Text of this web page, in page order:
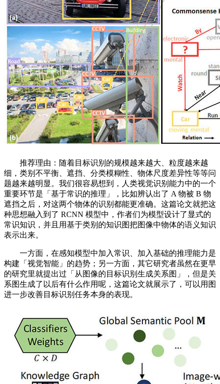
推荐理由：随着目标识别的规模越来越大、粒度越来越
细，类别不平衡、遮挡、分类模糊性、物体尺度差异性等等问
题越来越明显。我们很容易想到，人类视觉识别能力中的一个
重要环节是「基于常识的推理」，比如辨认出了 A 物被 B 物
遮挡之后，对这两个物体的识别都能更准确。这篇论文就把这
种思想融入到了 RCNN 模型中，作者们为模型设计了显式的
常识知识，并且用基于类别的知识图把图像中物体的语义知识
表示出来。
一方面，在感知模型中加入常识、加入基础的推理能力是
构建「视觉智能」的趋势；另一方面，其它研究者虽然在更早
的研究里就提出过「从图像的目标识别生成关系图」，但是关
系图生成了以后有什么作用呢，这篇论文就展示了，可以用图
进一步改善目标识别任务本身的表现。